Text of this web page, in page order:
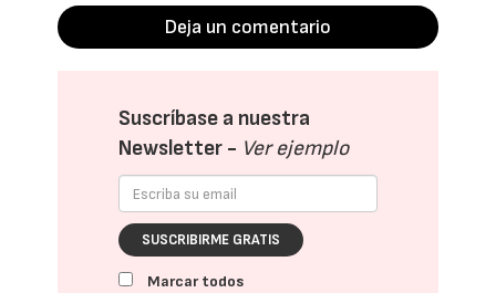
Deja un comentario
Suscríbase a nuestra
Newsletter - Ver ejemplo
SUSCRIBIRME GRATIS
Marcar todos